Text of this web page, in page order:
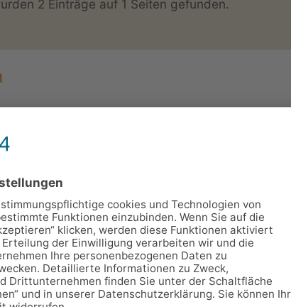
2 Einträge auf 1 Seiten gefunden.
Weimar entfernt befindet sich das low-budget
eingerichteten Zimmern mit Bad (Dusche und
etc.